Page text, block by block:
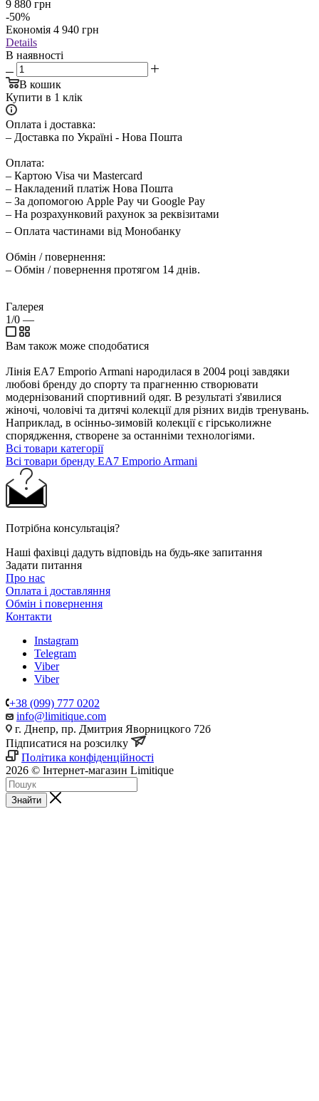
9 880 грн
-50%
Економія 4 940 грн
Details
В наявності
В кошик
Купити в 1 клік
Оплата і доставка:
– Доставка по Україні - Нова Пошта
Оплата:
– Картою Visa чи Mastercard
– Накладений платіж Нова Пошта
– За допомогою Apple Pay чи Google Pay
– На розрахунковий рахунок за реквізитами
– Оплата частинами від Монобанку
Обмін / повернення:
– Обмін / повернення протягом 14 днів.
Галерея
1/0 —
Вам також може сподобатися
Лінія EA7 Emporio Armani народилася в 2004 році завдяки
любові бренду до спорту та прагненню створювати
модернізований спортивний одяг. В результаті з'явилися
жіночі, чоловічі та дитячі колекції для різних видів тренувань.
Наприклад, в осінньо-зимовій колекції є гірськолижне
спорядження, створене за останніми технологіями.
Всі товари категорії
Всі товари бренду EA7 Emporio Armani
Потрібна консультація?
Наші фахівці дадуть відповідь на будь-яке запитання
Задати питання
Про нас
Оплата і доставляння
Обмін і повернення
Контакти
Instagram
Telegram
Viber
Viber
+38 (099) 777 0202
info@limitique.com
г. Днепр, пр. Дмитрия Яворницкого 72б
Підписатися на розсилку
Політика конфіденційності
2026 © Інтернет-магазин Limitique
Знайти